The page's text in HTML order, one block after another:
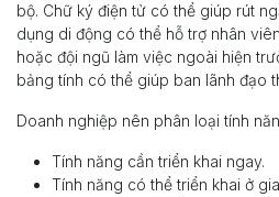
bộ. Chữ ký điện tử có thể giúp rút
dụng di động có thể hỗ trợ nhân
hoặc đội ngũ làm việc ngoài hiện
bảng tính có thể giúp ban lãnh đạo
Doanh nghiệp nên phân loại tính
Tính năng cần triển khai ngay.
Tính năng có thể triển khai ở